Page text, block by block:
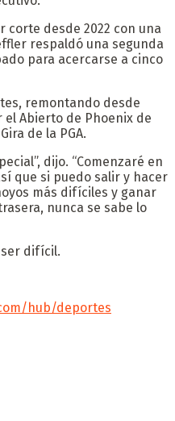
desde 2022 con una
respaldó una segunda
para acercarse a cinco
remontando desde
el Abierto de Phoenix de
de la PGA.
dijo. “Comenzaré en
que si puedo salir y hacer
más difíciles y ganar
nunca se sabe lo
difícil.
hub/deportes